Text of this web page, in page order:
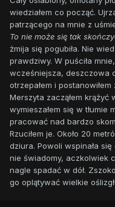
wiedziałem co począć.
patrzącego na mnie z
To nie może się tak
żmija się pogubiła. Nie
prawdziwy. W puściła
wcześniejsza, deszczowa
otrzepałem i
Merszyta zacząłem krążyć
wymieszałem się w tłumie
pracować nad bardzo
Rzuciłem je. Około 20
dziura. Powoli wspinała
nie świadomy, aczkolwiek
nagle spadać w dół.
go oplątywać wielkie